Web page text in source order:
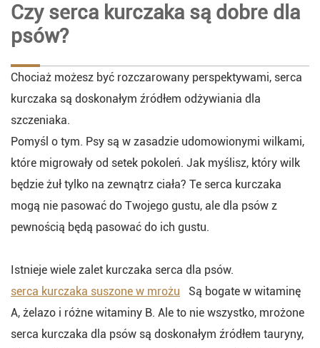
Czy serca kurczaka są dobre dla
psów?
Chociaż możesz być rozczarowany perspektywami, serca
kurczaka są doskonałym źródłem odżywiania dla
szczeniaka.
Pomyśl o tym. Psy są w zasadzie udomowionymi wilkami,
które migrowały od setek pokoleń. Jak myślisz, który wilk
będzie żuł tylko na zewnątrz ciała? Te serca kurczaka
mogą nie pasować do Twojego gustu, ale dla psów z
pewnością będą pasować do ich gustu.
Istnieje wiele zalet kurczaka serca dla psów.
serca kurczaka suszone w mrożu Są bogate w witaminę
A, żelazo i różne witaminy B. Ale to nie wszystko, mrożone
serca kurczaka dla psów są doskonałym źródłem tauryny,